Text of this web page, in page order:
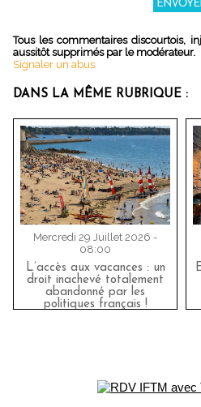
Tous les commentaires discourtois,
aussitôt supprimés par le modérateur.
Signaler un abus
DANS LA MÊME RUBRIQUE :
Mercredi 29 Juillet 2026 -
08:00
L’accès aux vacances : un
droit inachevé totalement
abandonné par les
politiques français !